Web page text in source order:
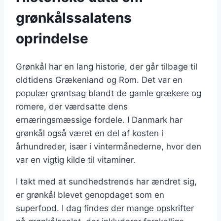
grønkålssalatens
oprindelse
Grønkål har en lang historie, der går tilbage til
oldtidens Grækenland og Rom. Det var en
populær grøntsag blandt de gamle grækere og
romere, der værdsatte dens
ernæringsmæssige fordele. I Danmark har
grønkål også været en del af kosten i
århundreder, især i vintermånederne, hvor den
var en vigtig kilde til vitaminer.
I takt med at sundhedstrends har ændret sig,
er grønkål blevet genopdaget som en
superfood. I dag findes der mange opskrifter